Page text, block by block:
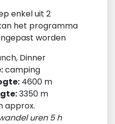
enkel uit 2
het programma
worden
Dinner
camping
4600 m
3350 m
approx.
uren 5 h